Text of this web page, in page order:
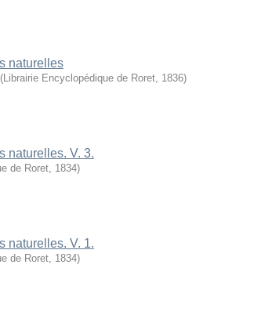
naturelles
(Librairie Encyclopédique de Roret, 1836)
naturelles. V. 3.
de Roret, 1834)
naturelles. V. 1.
de Roret, 1834)